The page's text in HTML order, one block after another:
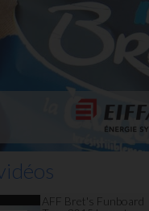
AFF Bret's Funboard